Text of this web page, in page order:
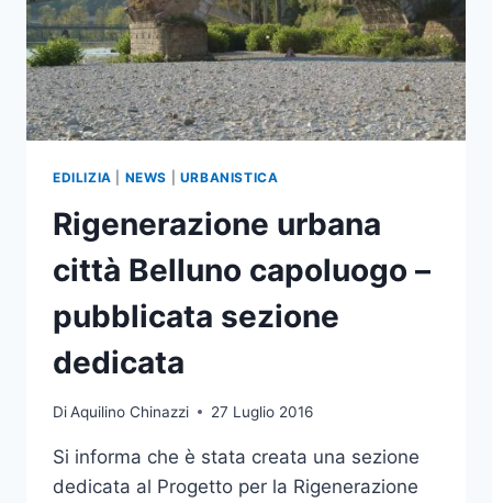
EDILIZIA NEWS URBANISTICA
Rigenerazione urbana
città Belluno capoluogo –
pubblicata sezione
dedicata
DiAquilino Chinazzi 27 Luglio 2016
Si informa che è stata creata una sezione
dedicata al Progetto per la Rigenerazione